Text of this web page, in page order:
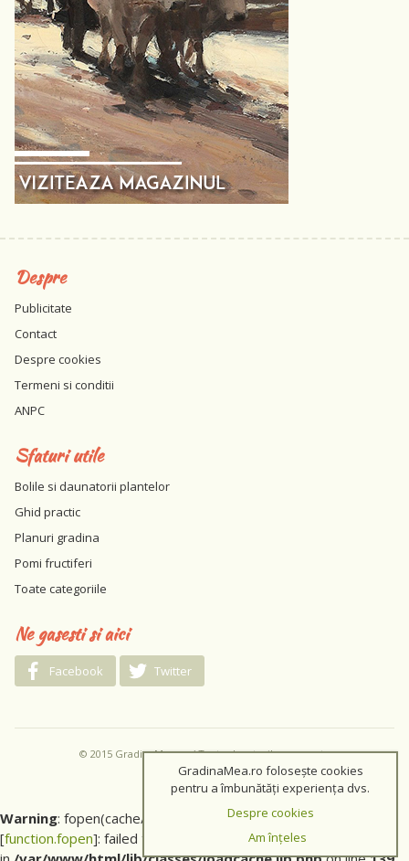
Despre
Publicitate
Contact
Despre cookies
Termeni si conditii
ANPC
Sfaturi utile
Bolile si daunatorii plantelor
Ghid practic
Planuri gradina
Pomi fructiferi
Toate categoriile
Ne gasesti si aici
Facebook Twitter
© 2015 GradinaMea.ro / Toate drepturile rezervate
Warning: fopen(cache/d8c99cba1ad81f2c07579195ff54c74e)
[function.fopen]: failed to open stream: No such file or directory
GradinaMea.ro folosește cookies
pentru a îmbunătăți experiența dvs.
Despre cookies
Am înțeles